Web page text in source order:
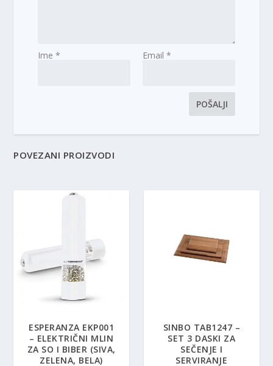
Ime* Email *
POVEZANI PROIZVODI
ESPERANZA EKP001
– ELEKTRIČNI MLIN
ZA SO I BIBER (SIVA,
ZELENA, BELA)
SINBO TAB1247 –
SET 3 DASKI ZA
SEČENJE I
SERVIRANJE